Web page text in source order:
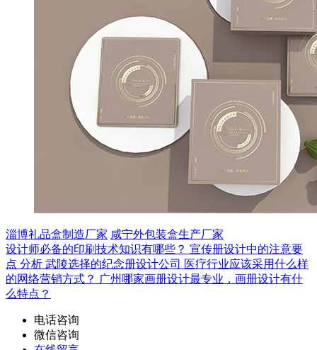
淄博礼品盒制造厂家 咸宁外包装盒生产厂家
设计师必备的印刷技术知识有哪些？ 宣传册设计中的注意要
点 分析 武陵选择的纪念册设计公司 医疗行业应该采用什么样
的网络营销方式？ 广州哪家画册设计最专业，画册设计有什
么特点？
电话咨询
微信咨询